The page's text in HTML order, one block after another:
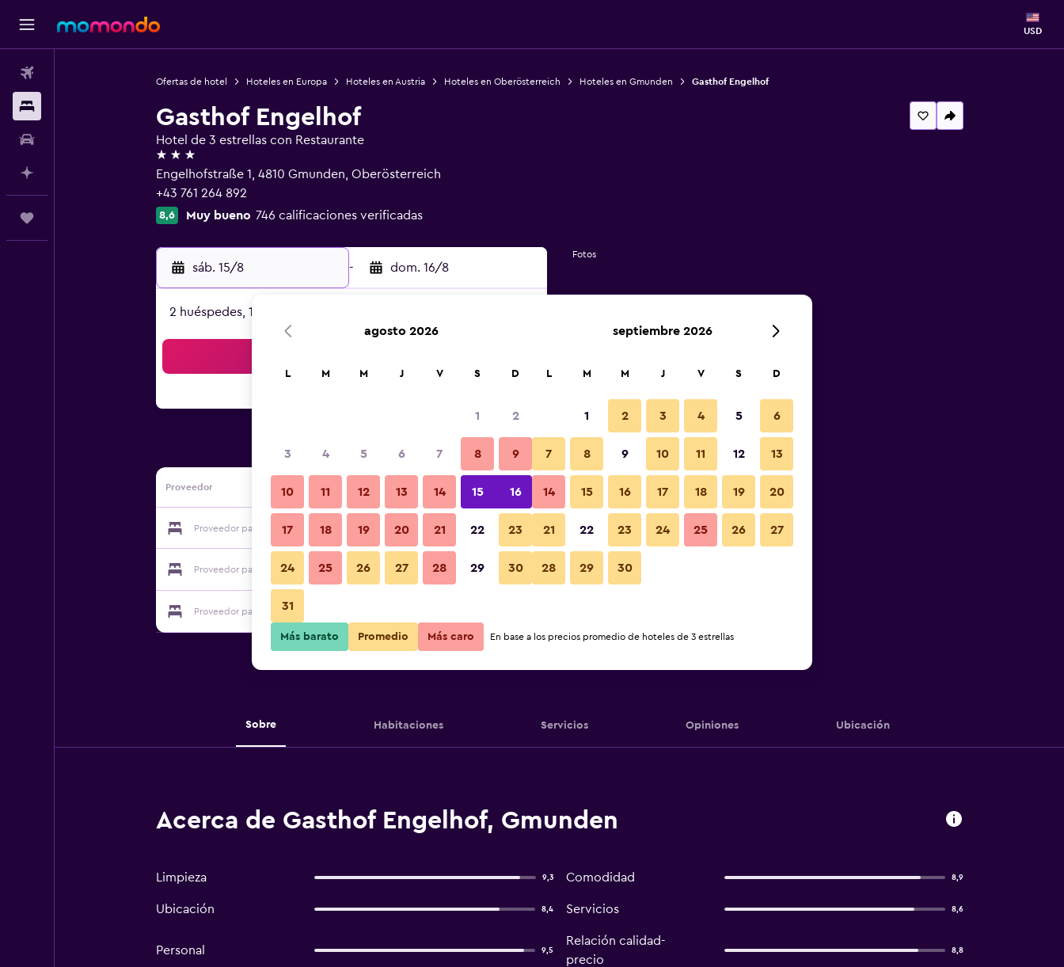
USD
Ofertas de hotel Hoteles en Europa Hoteles en Austria Hoteles en Oberösterreich Hoteles en Gmunden Gasthof Engelhof
Gasthof Engelhof
Hotel de 3 estrellas con Restaurante
3 estrellas
Engelhofstraße 1, 4810 Gmunden, Oberösterreich
+43 761 264 892
8,6 Muy bueno 746 calificaciones verificadas
sáb. 15/8 - dom. 16/8
2 huéspedes, 1 habitación
Proveedor
Proveedor para Gasthof Engelhof Ver precios
Proveedor para Gasthof Engelhof Ver precios
Proveedor para Gasthof Engelhof
Fotos
Sobre Habitaciones Servicios Opiniones Ubicación
Acerca de Gasthof Engelhof, Gmunden
Limpieza 9,3 Comodidad 8,9
Ubicación 8,4 Servicios 8,6
Personal 9,5
Relación calidad-
precio
8,8
agosto 2026
L M M J V S D
1 2
3 4 5 6 7 8 9
10 11 12 13 14 15 16
17 18 19 20 21 22 23
24 25 26 27 28 29 30
31
septiembre 2026
L M M J V S D
1 2 3 4 5 6
7 8 9 10 11 12 13
14 15 16 17 18 19 20
21 22 23 24 25 26 27
28 29 30
Más barato Promedio Más caro En base a los precios promedio de hoteles de 3 estrellas